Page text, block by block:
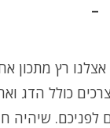
–
אצלנו רץ
כולל הדג
לפניכם.